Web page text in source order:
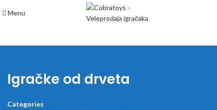
Menu
Igračke od drveta
Categories